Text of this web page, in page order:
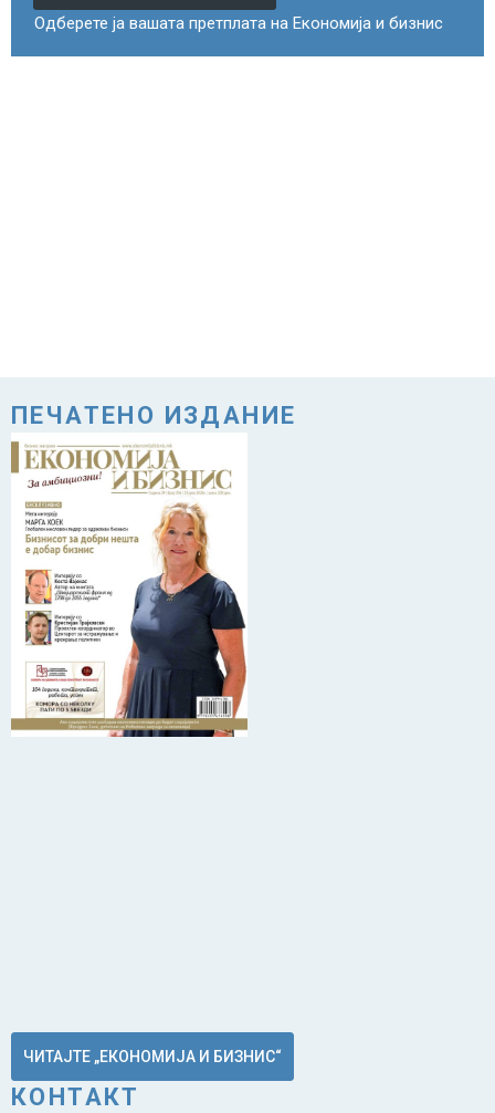
Одберете ја вашата претплата на Економија и бизнис
ПЕЧАТЕНО ИЗДАНИЕ
ЧИТАЈТЕ „ЕКОНОМИЈА И БИЗНИС“
КОНТАКТ